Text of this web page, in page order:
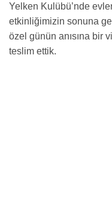
Yelken Kulübü’nde
etkinliğimizin sonuna
özel günün anısına bir
teslim ettik.